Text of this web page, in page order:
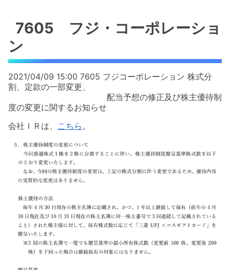
7605 フジ・コーポレーショ
ン
2021/04/09 15:00 7605 フジコーポレーション 株式分
割、定款の一部変更、
配当予想の修正及び株主優待制
度の変更に関するお知らせ
会社ＩＲは、 こちら。